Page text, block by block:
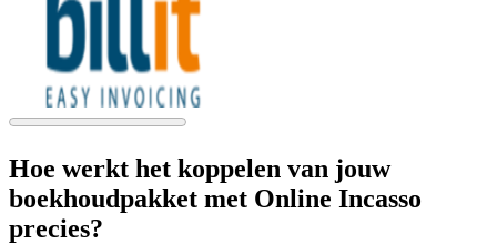
Hoe werkt het koppelen van jouw
boekhoudpakket met Online Incasso
precies?